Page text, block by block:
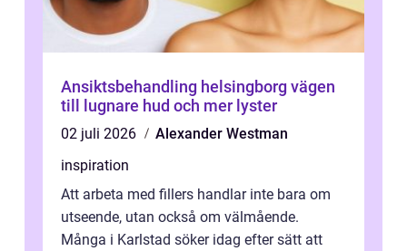
Ansiktsbehandling helsingborg vägen
till lugnare hud och mer lyster
02 juli 2026
Alexander Westman
inspiration
Att arbeta med fillers handlar inte bara om
utseende, utan också om välmående.
Många i Karlstad söker idag efter sätt att